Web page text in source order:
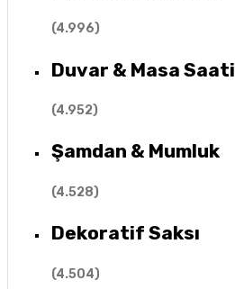
(4.996)
Duvar & Masa Saati
(4.952)
Şamdan & Mumluk
(4.528)
Dekoratif Saksı
(4.504)